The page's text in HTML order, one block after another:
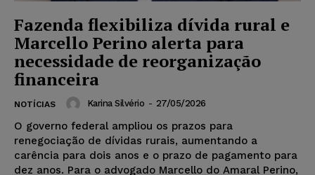
Fazenda flexibiliza dívida rural e
Marcello Perino alerta para
necessidade de reorganização
financeira
NOTÍCIAS Karina Silvério - 27/05/2026
O governo federal ampliou os prazos para
renegociação de dívidas rurais, aumentando a
carência para dois anos e o prazo de pagamento para
dez anos. Para o advogado Marcello do Amaral Perino,